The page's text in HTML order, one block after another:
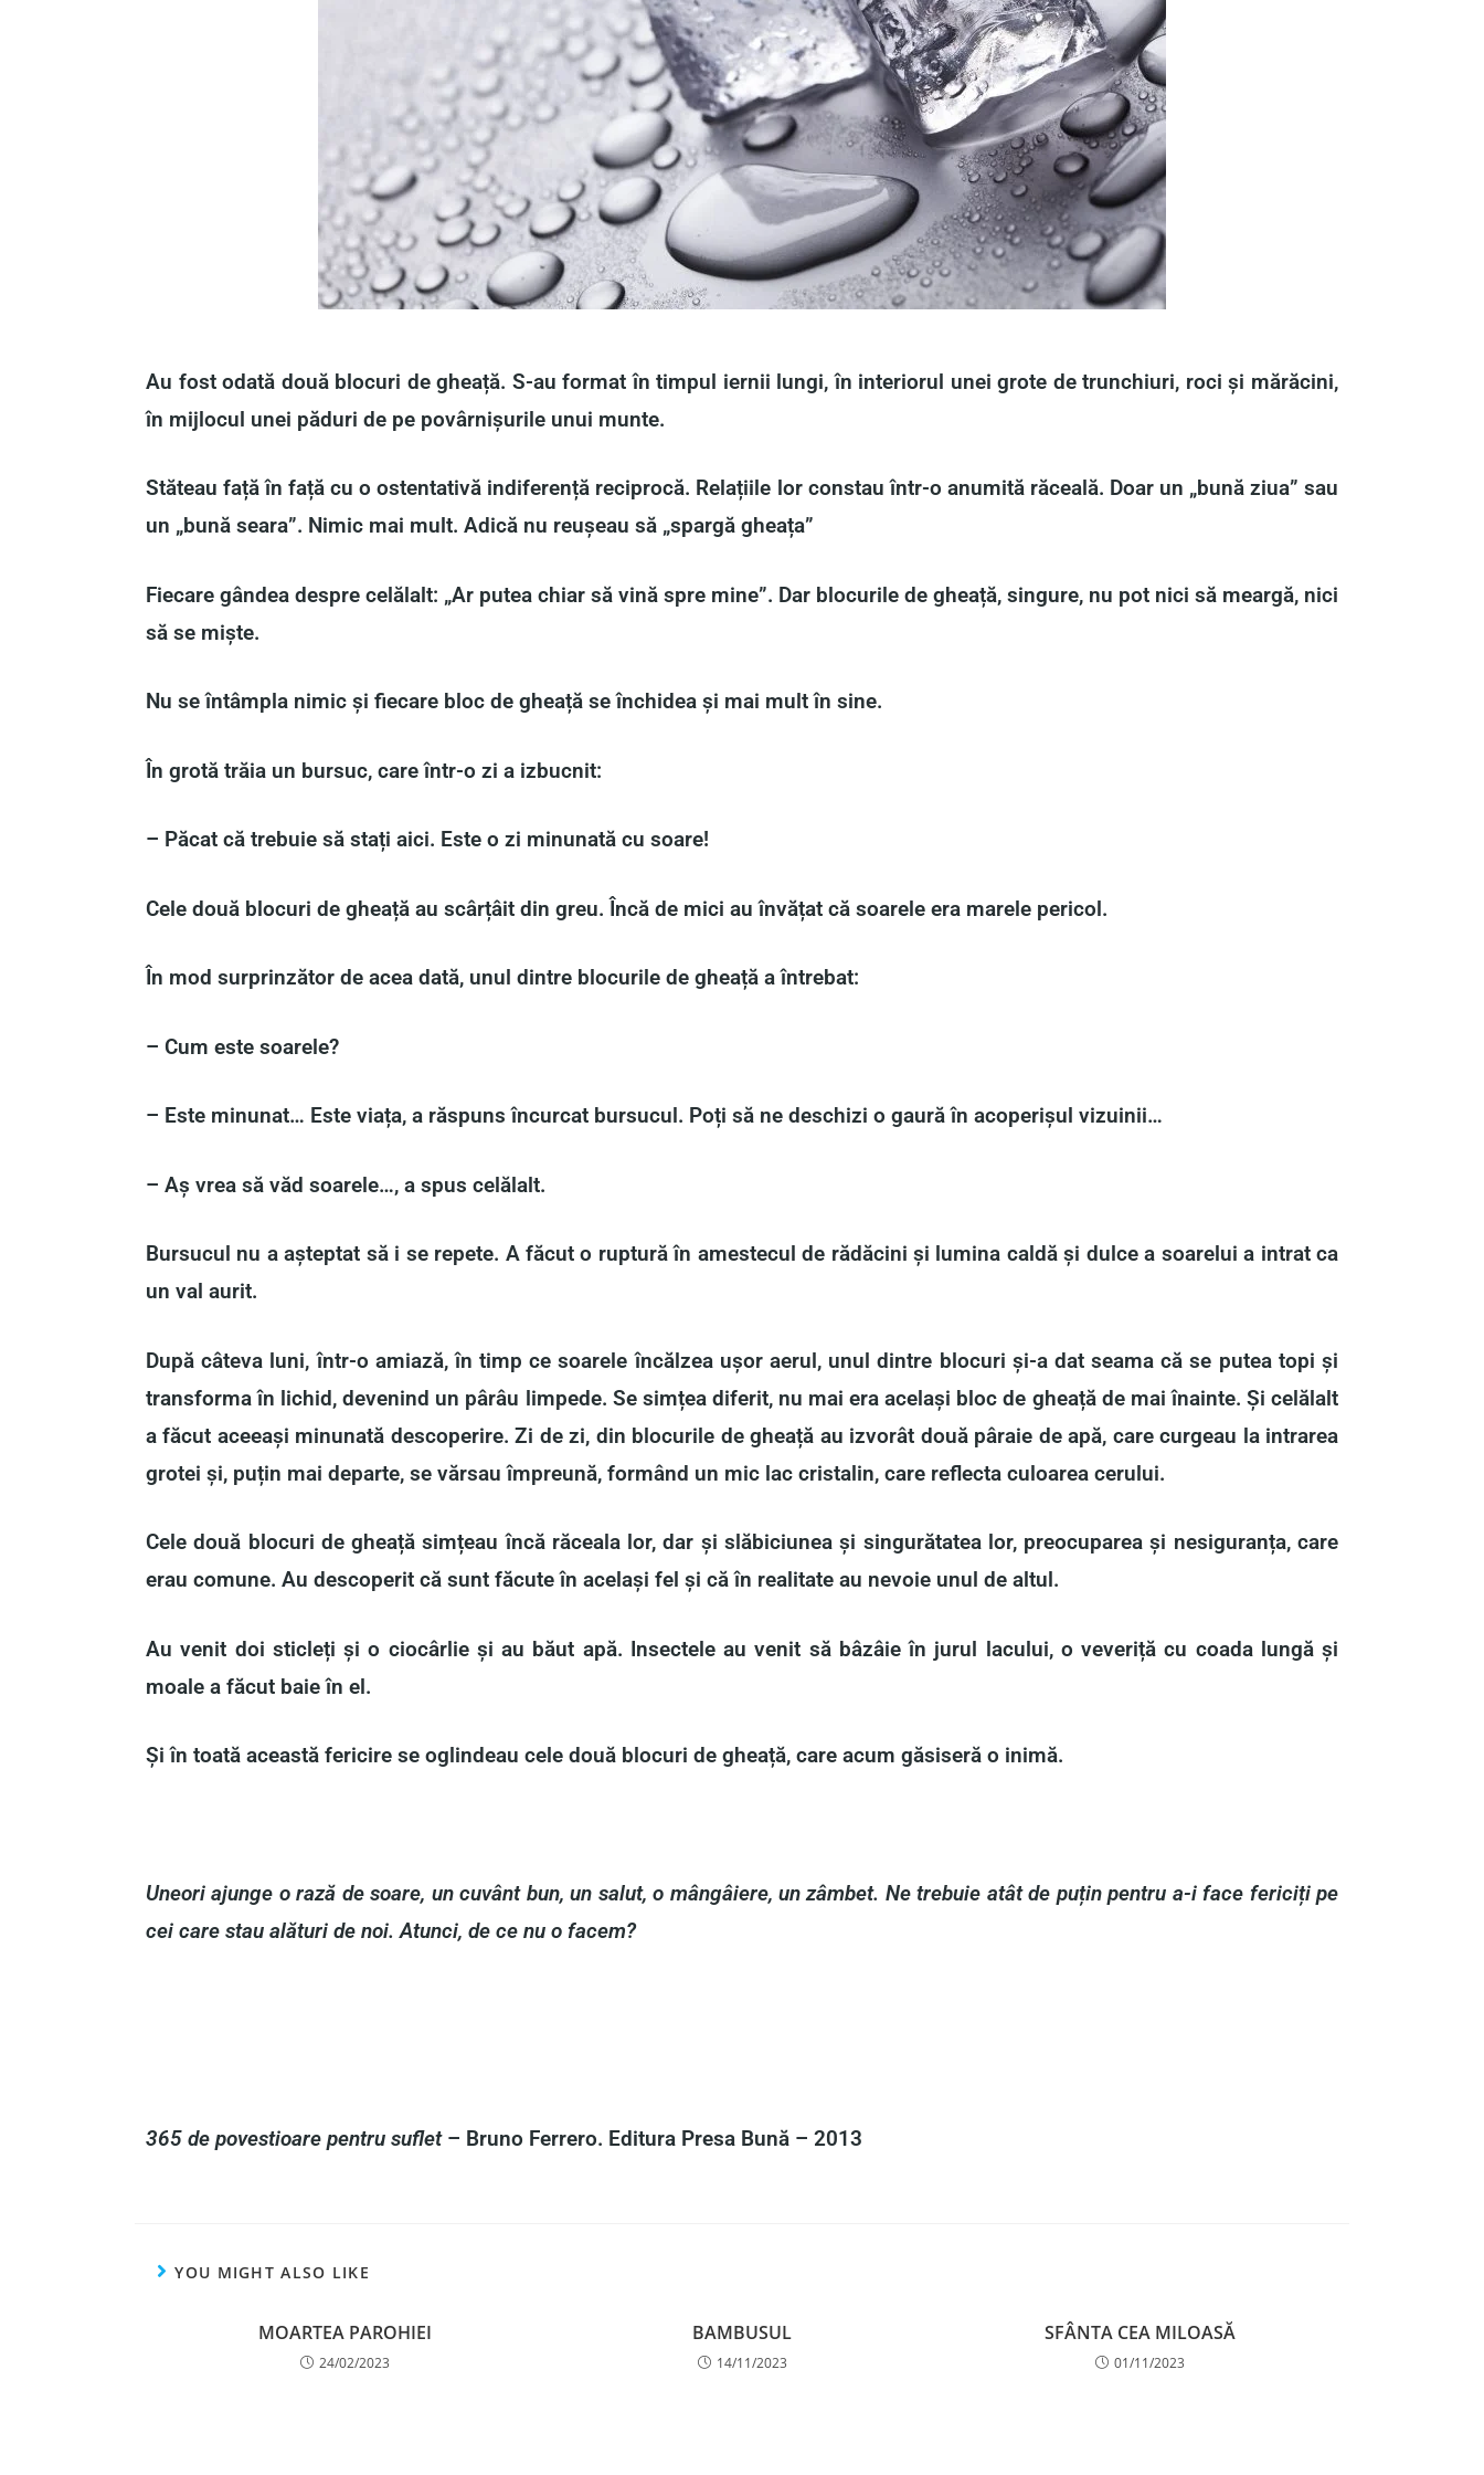
Au fost odată două blocuri de gheață. S-au format în timpul iernii lungi, în interiorul unei grote de trunchiuri, roci și mărăcini,
în mijlocul unei păduri de pe povârnișurile unui munte.
Stăteau față în față cu o ostentativă indiferență reciprocă. Relațiile lor constau într-o anumită răceală. Doar un „bună ziua” sau
un „bună seara”. Nimic mai mult. Adică nu reușeau să „spargă gheața”
Fiecare gândea despre celălalt: „Ar putea chiar să vină spre mine”. Dar blocurile de gheață, singure, nu pot nici să meargă, nici
să se miște.
Nu se întâmpla nimic și fiecare bloc de gheață se închidea și mai mult în sine.
În grotă trăia un bursuc, care într-o zi a izbucnit:
– Păcat că trebuie să stați aici. Este o zi minunată cu soare!
Cele două blocuri de gheață au scârțâit din greu. Încă de mici au învățat că soarele era marele pericol.
În mod surprinzător de acea dată, unul dintre blocurile de gheață a întrebat:
– Cum este soarele?
– Este minunat… Este viața, a răspuns încurcat bursucul. Poți să ne deschizi o gaură în acoperișul vizuinii…
– Aș vrea să văd soarele…, a spus celălalt.
Bursucul nu a așteptat să i se repete. A făcut o ruptură în amestecul de rădăcini și lumina caldă și dulce a soarelui a intrat ca
un val aurit.
După câteva luni, într-o amiază, în timp ce soarele încălzea ușor aerul, unul dintre blocuri și-a dat seama că se putea topi și
transforma în lichid, devenind un pârâu limpede. Se simțea diferit, nu mai era același bloc de gheață de mai înainte. Și celălalt
a făcut aceeași minunată descoperire. Zi de zi, din blocurile de gheață au izvorât două pâraie de apă, care curgeau la intrarea
grotei și, puțin mai departe, se vărsau împreună, formând un mic lac cristalin, care reflecta culoarea cerului.
Cele două blocuri de gheață simțeau încă răceala lor, dar și slăbiciunea și singurătatea lor, preocuparea și nesiguranța, care
erau comune. Au descoperit că sunt făcute în același fel și că în realitate au nevoie unul de altul.
Au venit doi sticleți și o ciocârlie și au băut apă. Insectele au venit să bâzâie în jurul lacului, o veveriță cu coada lungă și
moale a făcut baie în el.
Și în toată această fericire se oglindeau cele două blocuri de gheață, care acum găsiseră o inimă.
Uneori ajunge o rază de soare, un cuvânt bun, un salut, o mângâiere, un zâmbet. Ne trebuie atât de puțin pentru a-i face fericiți pe
cei care stau alături de noi. Atunci, de ce nu o facem?
365 de povestioare pentru suflet– Bruno Ferrero. Editura Presa Bună – 2013
YOU MIGHT ALSO LIKE
MOARTEA PAROHIEI
24/02/2023
BAMBUSUL
14/11/2023
SFÂNTA CEA MILOASĂ
01/11/2023